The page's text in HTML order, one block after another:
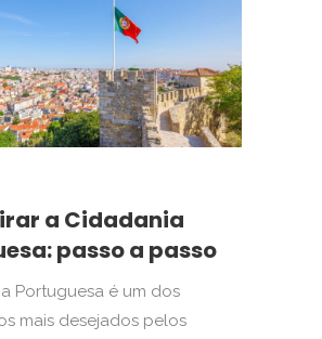
a Cidadania
passo a passo
Portuguesa é um dos
mais desejados pelos